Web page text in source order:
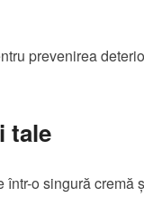
prevenirea
tale
o singură cremă